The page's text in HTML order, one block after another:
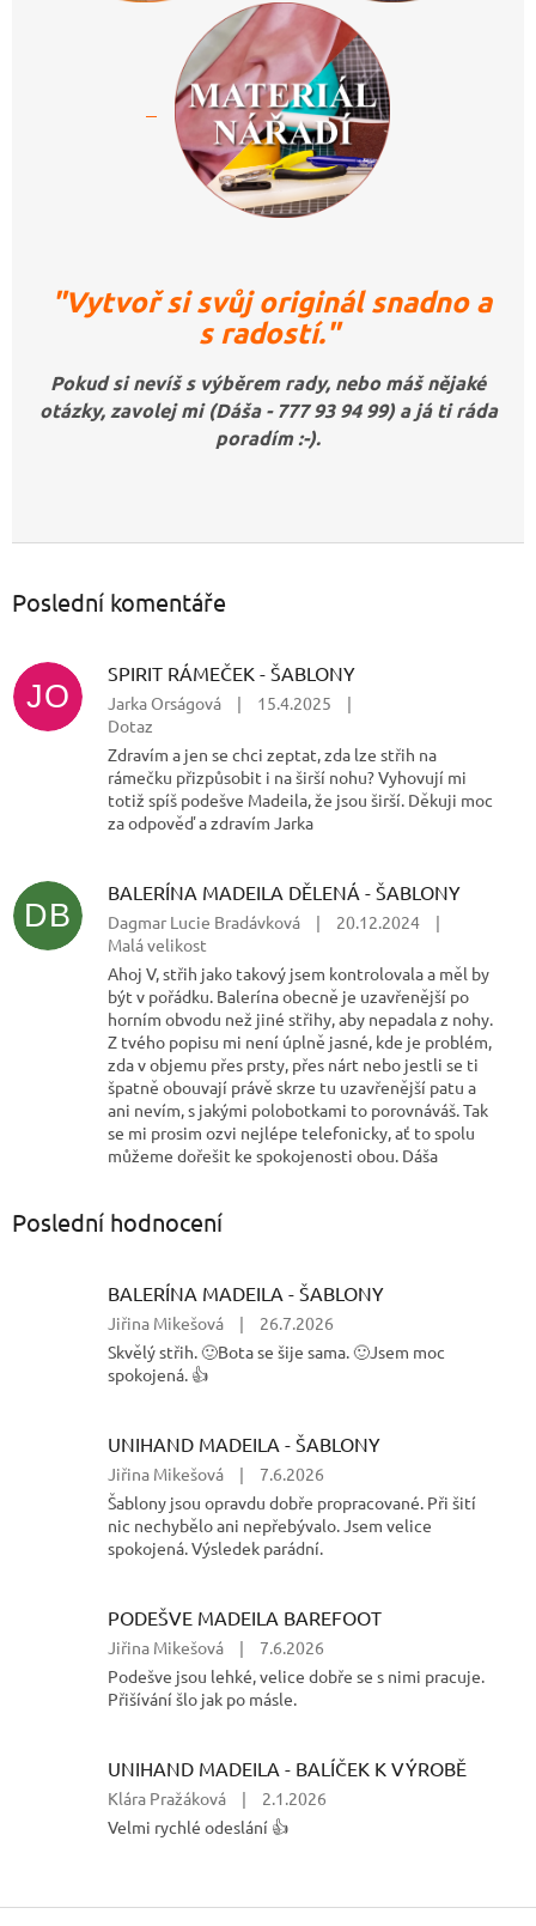
"Vytvoř si svůj originál snadno a
s radostí."
Pokud si nevíš s výběrem rady, nebo máš nějaké
otázky, zavolej mi (Dáša - 777 93 94 99) a já ti ráda
poradím :-).
Poslední komentáře
JO
SPIRIT RÁMEČEK - ŠABLONY
Jarka Orságová | 15.4.2025
|
Dotaz
Zdravím a jen se chci zeptat, zda lze střih na
rámečku přizpůsobit i na širší nohu? Vyhovují mi
totiž spíš podešve Madeila, že jsou širší. Děkuji moc
za odpověď a zdravím Jarka
DB
BALERÍNA MADEILA DĚLENÁ - ŠABLONY
Dagmar Lucie Bradávková | 20.12.2024
|
Malá velikost
Ahoj V, střih jako takový jsem kontrolovala a měl by
být v pořádku. Balerína obecně je uzavřenější po
horním obvodu než jiné střihy, aby nepadala z nohy.
Z tvého popisu mi není úplně jasné, kde je problém,
zda v objemu přes prsty, přes nárt nebo jestli se ti
špatně obouvají právě skrze tu uzavřenější patu a
ani nevím, s jakými polobotkami to porovnáváš. Tak
se mi prosim ozvi nejlépe telefonicky, ať to spolu
můžeme dořešit ke spokojenosti obou. Dáša
Poslední hodnocení
BALERÍNA MADEILA - ŠABLONY
Hodnocení
produktu
5
5
hvězdiček.
Jiřina Mikešová |
26.7.2026
Skvělý střih. 🙂Bota se šije sama. 🙂Jsem moc
spokojená. 👍
UNIHAND MADEILA - ŠABLONY
Hodnocení
produktu
je
hvězdiček.
Jiřina Mikešová |
7.6.2026
Šablony jsou opravdu dobře propracované. Při šití
nic nechybělo ani nepřebývalo. Jsem velice
spokojená. Výsledek parádní.
PODEŠVE MADEILA BAREFOOT
Hodnocení
produktu
je
5
hvězdiček.
Jiřina Mikešová |
7.6.2026
Podešve jsou lehké, velice dobře se s nimi pracuje.
Přišívání šlo jak po másle.
UNIHAND MADEILA - BALÍČEK K VÝROBĚ
Hodnocení
produktu
5
Klára Pražáková |
2.1.2026
Velmi rychlé odeslání 👍